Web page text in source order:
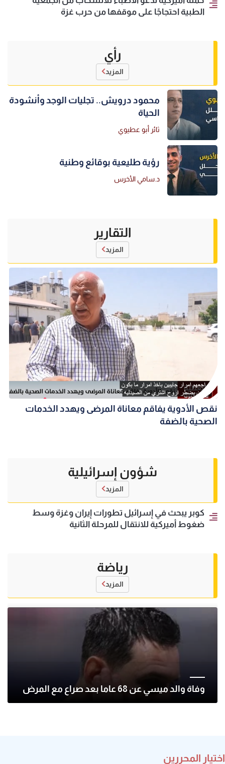
الطبية احتجاجًا على موقفها من حرب غزة
رأي
المزيد
محمود درويش.. تجليات الوجد وأنشودة
الحياة
ثائر أبو عطيوي
رؤية طليعية بوقائع وطنية
د.سامي الأخرس
التقارير
المزيد
نقص الأدوية يفاقم معاناة المرضى ويهدد الخدمات
الصحية بالضفة
شؤون إسرائيلية
المزيد
كوبر يبحث في إسرائيل تطورات إيران وغزة وسط
ضغوط أميركية للانتقال للمرحلة الثانية
رياضة
المزيد
وفاة والد ميسي عن 68 عاما بعد صراع مع المرض
اختيار المحررين